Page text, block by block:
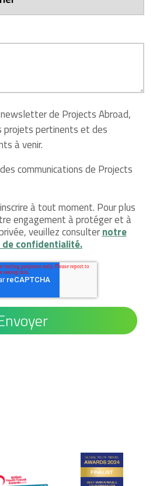
de Projects Abroad,
projets pertinents et des
à venir.
communications de Projects
à tout moment. Pour plus
engagement à protéger et à
veuillez consulternotre
confidentialité.